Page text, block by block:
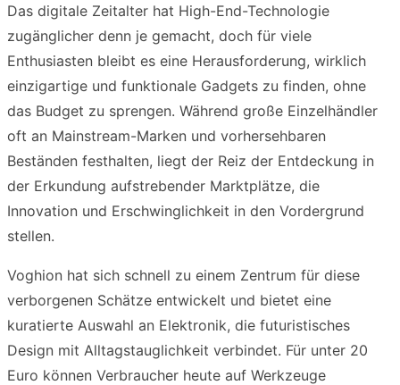
Das digitale Zeitalter hat High-End-Technologie
zugänglicher denn je gemacht, doch für viele
Enthusiasten bleibt es eine Herausforderung, wirklich
einzigartige und funktionale Gadgets zu finden, ohne
das Budget zu sprengen. Während große Einzelhändler
oft an Mainstream-Marken und vorhersehbaren
Beständen festhalten, liegt der Reiz der Entdeckung in
der Erkundung aufstrebender Marktplätze, die
Innovation und Erschwinglichkeit in den Vordergrund
stellen.
Voghion hat sich schnell zu einem Zentrum für diese
verborgenen Schätze entwickelt und bietet eine
kuratierte Auswahl an Elektronik, die futuristisches
Design mit Alltagstauglichkeit verbindet. Für unter 20
Euro können Verbraucher heute auf Werkzeuge